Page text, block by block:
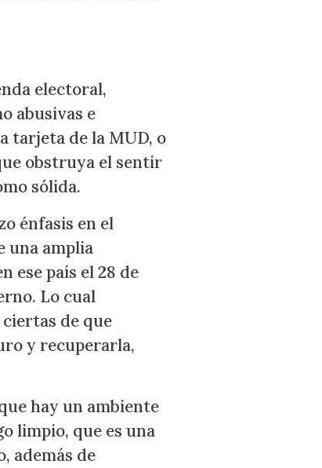
electoral,
abusivas e
tarjeta de la MUD, o
obstruya el sentir
sólida.
énfasis en el
una amplia
ese país el 28 de
Lo cual
de que
y recuperarla,
hay un ambiente
limpio, que es una
además de